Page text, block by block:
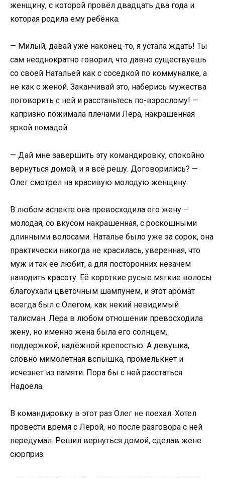
женщину, с которой провёл двадцать два года и
которая родила ему ребёнка.
— Милый, давай уже наконец-то, я устала ждать! Ты
сам неоднократно говорил, что давно существуешь
со своей Натальей как с соседкой по коммуналке, а
не как с женой. Заканчивай это, наберись мужества
поговорить с ней и расстаньтесь по-взрослому! —
капризно пожимала плечами Лера, накрашенная
яркой помадой.
— Дай мне завершить эту командировку, спокойно
вернуться домой, и я всё решу. Договорились? —
Олег смотрел на красивую молодую женщину.
В любом аспекте она превосходила его жену –
молодая, со вкусом накрашенная, с роскошными
длинными волосами. Наталье было уже за сорок, она
практически никогда не красилась, уверенная, что
муж и так её любит, а для посторонних незачем
наводить красоту. Её короткие русые мягкие волосы
благоухали цветочным шампунем, и этот аромат
всегда был с Олегом, как некий невидимый
талисман. Лера в любом отношении превосходила
жену, но именно жена была его солнцем,
поддержкой, надёжной крепостью. А девушка,
словно мимолётная вспышка, промелькнёт и
исчезнет из памяти. Пора бы с ней расстаться.
Надоела.
В командировку в этот раз Олег не поехал. Хотел
провести время с Лерой, но после разговора с ней
передумал. Решил вернуться домой, сделав жене
сюрприз.